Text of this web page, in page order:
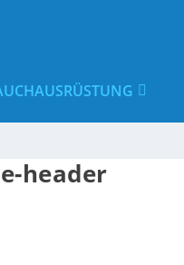
header